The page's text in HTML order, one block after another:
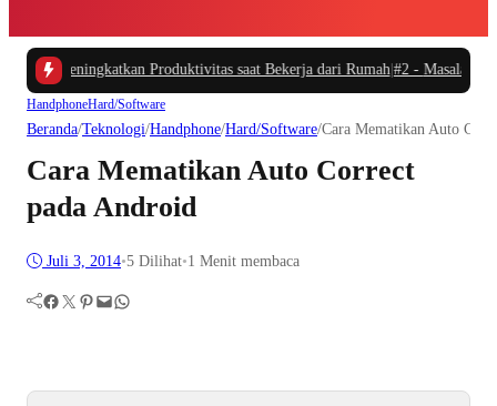
dan Meningkatkan Produktivitas saat Bekerja dari Rumah|#2 -Masalah
HandphoneHard/Software
Beranda/Teknologi/Handphone/Hard/Software/Cara Mematikan Auto
Cara Mematikan Auto Correct
pada Android
Juli 3, 2014•5 Dilihat•1 Menit membaca
Facebook Twitter Pinterest Mail WhatsApp